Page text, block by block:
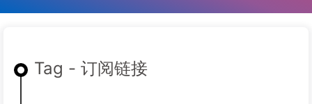
Tag - 订阅链接